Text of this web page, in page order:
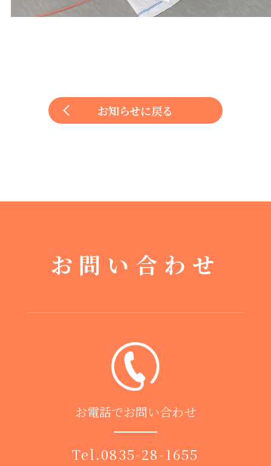
お知らせに戻る
お問い合わせ
お電話でお問い合わせ
Tel.0835-28-1655